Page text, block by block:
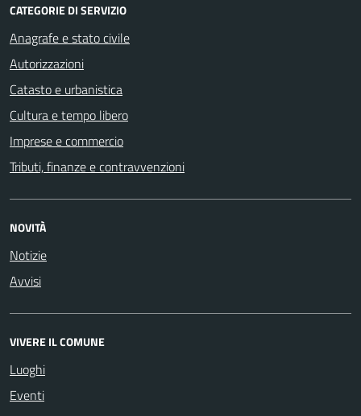
CATEGORIE DI SERVIZIO
Anagrafe e stato civile
Autorizzazioni
Catasto e urbanistica
Cultura e tempo libero
Imprese e commercio
Tributi, finanze e contravvenzioni
NOVITÀ
Notizie
Avvisi
VIVERE IL COMUNE
Luoghi
Eventi